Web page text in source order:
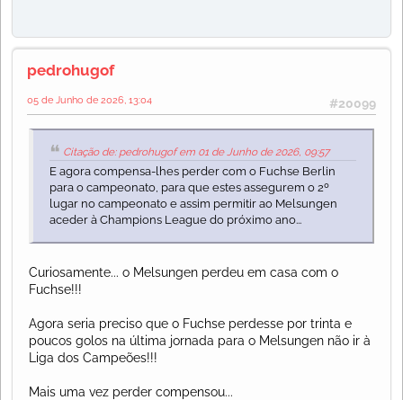
pedrohugof
#20099
05 de Junho de 2026, 13:04
Citação de: pedrohugof em 01 de Junho de 2026, 09:57
E agora compensa-lhes perder com o Fuchse Berlin
para o campeonato, para que estes assegurem o 2º
lugar no campeonato e assim permitir ao Melsungen
aceder à Champions League do próximo ano...
Curiosamente... o Melsungen perdeu em casa com o
Fuchse!!!
Agora seria preciso que o Fuchse perdesse por trinta e
poucos golos na última jornada para o Melsungen não ir à
Liga dos Campeões!!!
Mais uma vez perder compensou...